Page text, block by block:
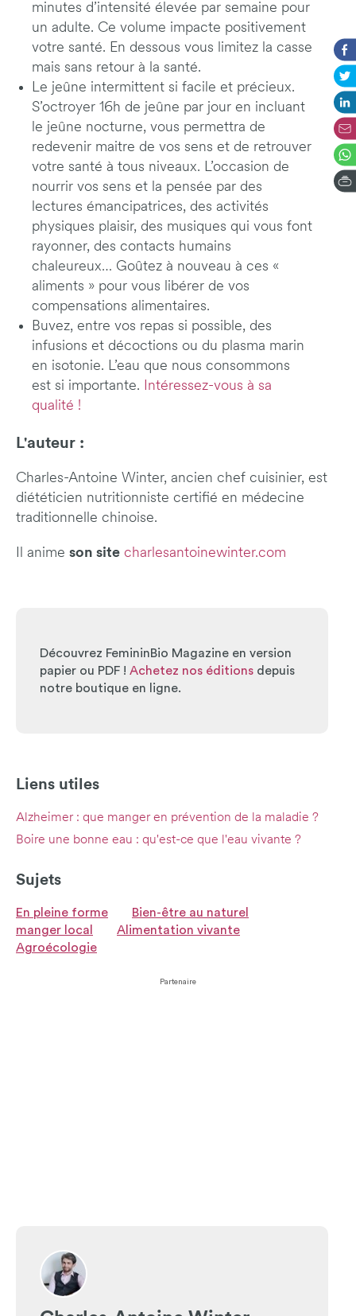
minutes d’intensité élevée par semaine pour
un adulte. Ce volume impacte positivement
votre santé. En dessous vous limitez la casse
mais sans retour à la santé.
Le jeûne intermittent si facile et précieux.
S’octroyer 16h de jeûne par jour en incluant
le jeûne nocturne, vous permettra de
redevenir maitre de vos sens et de retrouver
votre santé à tous niveaux. L’occasion de
nourrir vos sens et la pensée par des
lectures émancipatrices, des activités
physiques plaisir, des musiques qui vous font
rayonner, des contacts humains
chaleureux… Goûtez à nouveau à ces «
aliments » pour vous libérer de vos
compensations alimentaires.
Buvez, entre vos repas si possible, des
infusions et décoctions ou du plasma marin
en isotonie. L’eau que nous consommons
est si importante. Intéressez-vous à sa
qualité !
L'auteur :
Charles-Antoine Winter, ancien chef cuisinier, est
diététicien nutritionniste certifié en médecine
traditionnelle chinoise.
Il anime son site charlesantoinewinter.com
Découvrez FemininBio Magazine en version
papier ou PDF ! Achetez nos éditions depuis
notre boutique en ligne.
Liens utiles
Alzheimer : que manger en prévention de la maladie ?
Boire une bonne eau : qu'est-ce que l'eau vivante ?
Sujets
En pleine forme
Bien-être au naturel
manger local
Alimentation vivante
Agroécologie
Partenaire